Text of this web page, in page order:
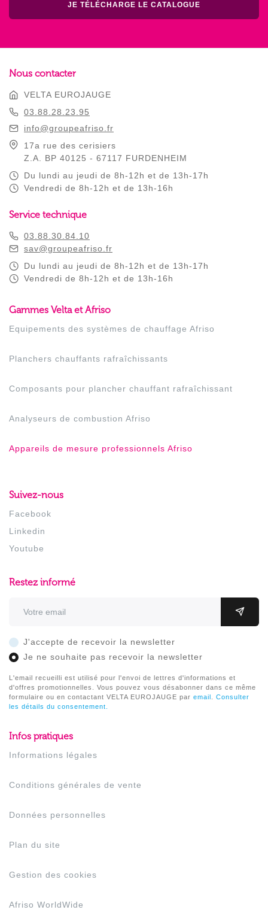
JE TÉLÉCHARGE LE CATALOGUE
Nous contacter
VELTA EUROJAUGE
03.88.28.23.95
info@groupeafriso.fr
17a rue des cerisiers
Z.A. BP 40125 - 67117 FURDENHEIM
Du lundi au jeudi de 8h-12h et de 13h-17h
Vendredi de 8h-12h et de 13h-16h
Service technique
03.88.30.84.10
sav@groupeafriso.fr
Du lundi au jeudi de 8h-12h et de 13h-17h
Vendredi de 8h-12h et de 13h-16h
Gammes Velta et Afriso
Equipements des systèmes de chauffage Afriso
Planchers chauffants rafraîchissants
Composants pour plancher chauffant rafraîchissant
Analyseurs de combustion Afriso
Appareils de mesure professionnels Afriso
Suivez-nous
Facebook
Linkedin
Youtube
Restez informé
J'accepte de recevoir la newsletter
Je ne souhaite pas recevoir la newsletter
L'email recueilli est utilisé pour l'envoi de lettres d'informations et
d'offres promotionnelles. Vous pouvez vous désabonner dans ce même
formulaire ou en contactant VELTA EUROJAUGE par email . Consulter
les détails du consentement.
Infos pratiques
Informations légales
Conditions générales de vente
Données personnelles
Plan du site
Gestion des cookies
Afriso WorldWide